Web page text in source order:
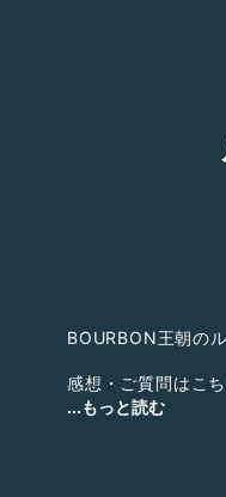
BOURBON王朝の
感想・ご質問はこ
https://
...もっと読む